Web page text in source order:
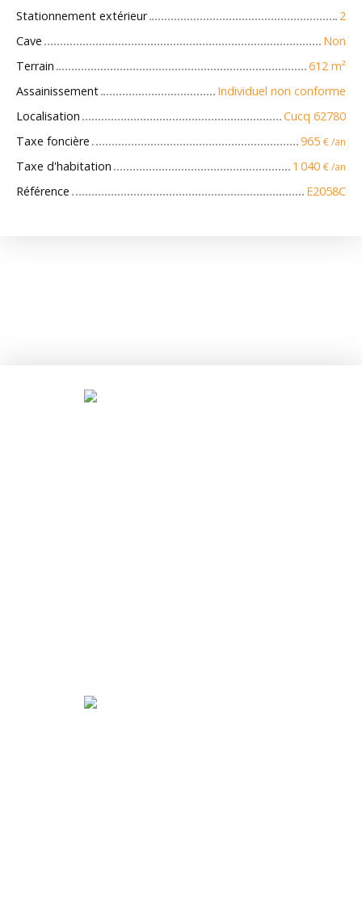
Stationnement extérieur
2
Cave
Non
Terrain
612 m²
Assainissement
Individuel non conforme
Localisation
Cucq 62780
Taxe foncière
965 € /an
Taxe d'habitation 1 040 € /an
Référence E2058C